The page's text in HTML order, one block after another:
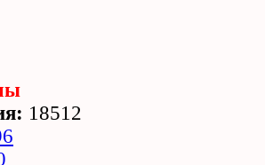
18512